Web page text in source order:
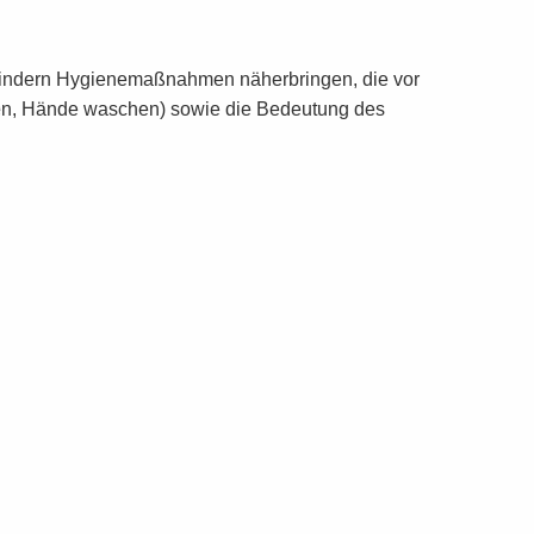
Hygienemaßnahmen näherbringen, die vor
Hände waschen) sowie die Bedeutung des